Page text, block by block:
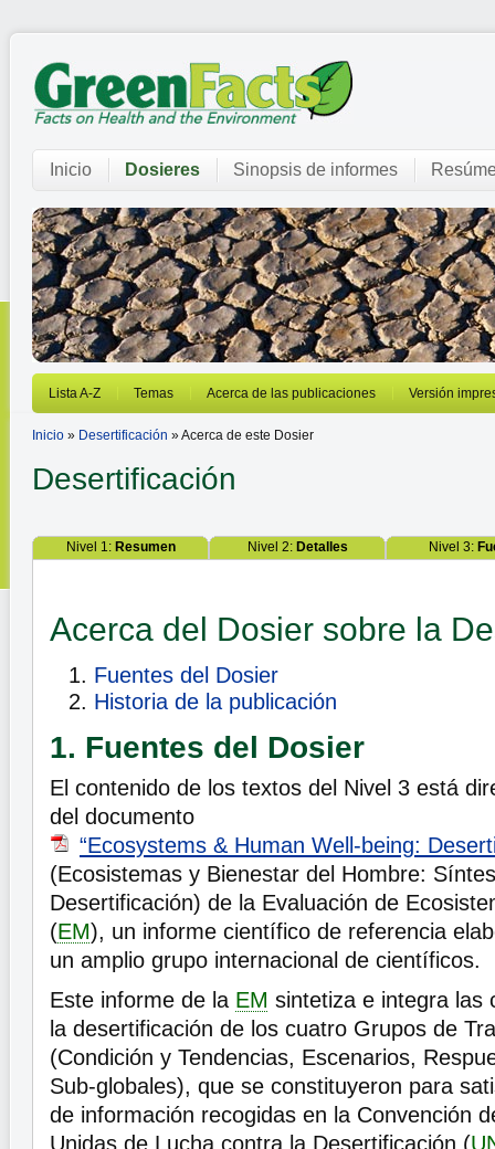
Inicio Dosieres Sinopsis de informes
Lista A-Z Temas Acerca de las publicaciones Versión
Inicio » Desertificación » Acerca de este Dosier
Desertificación
Nivel 1: Resumen Nivel 2: Detalles Nivel 3:
Acerca del Dosier sobre la
Fuentes del Dosier
Historia de la publicación
1. Fuentes del Dosier
El contenido de los textos del Nivel 3 está
del documento
“Ecosystems & Human Well-being:
(Ecosistemas y Bienestar del Hombre:
Desertificación) de la Evaluación de
(EM), un informe científico de referencia
un amplio grupo internacional de científicos.
Este informe de la EM sintetiza e integra las
la desertificación de los cuatro Grupos de
(Condición y Tendencias, Escenarios,
Sub-globales), que se constituyeron para
de información recogidas en la Convención
Unidas de Lucha contra la Desertificación (